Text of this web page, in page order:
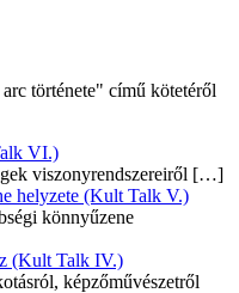
története" című kötetéről
VI.)
viszonyrendszereiről […]
helyzete (Kult Talk V.)
könnyűzene
(Kult Talk IV.)
képzőművészetről